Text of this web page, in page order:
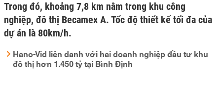
Trong đó, khoảng 7,8 km nằm trong khu công
nghiệp, đô thị Becamex A. Tốc độ thiết kế tối đa của
dự án là 80km/h.
Hano-Vid liên danh với hai doanh nghiệp đầu tư khu
đô thị hơn 1.450 tỷ tại Bình Định